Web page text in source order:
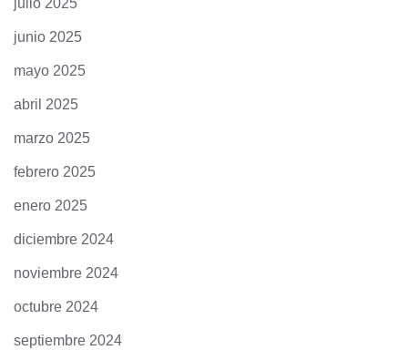
julio 2025
junio 2025
mayo 2025
abril 2025
marzo 2025
febrero 2025
enero 2025
diciembre 2024
noviembre 2024
octubre 2024
septiembre 2024